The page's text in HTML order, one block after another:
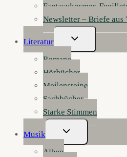
Fantasykosmos-
Newsletter – Briefe aus
Literatur
Untermenü
Umschalten
Romane
Hörbücher
Meilensteine
Sachbücher
Starke Stimmen
Musik
Untermenü
Umschalten
Alben